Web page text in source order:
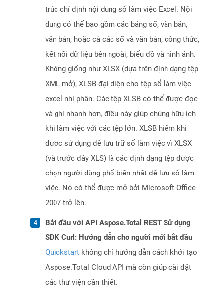
trúc chỉ định nội dung sổ làm việc Excel. Nội
dung có thể bao gồm các bảng số, văn bản,
văn bản, hoặc cả các số và văn bản, công thức,
kết nối dữ liệu bên ngoài, biểu đồ và hình ảnh.
Không giống như XLSX (dựa trên định dạng tệp
XML mở), XLSB đại diện cho tệp sổ làm việc
excel nhị phân. Các tệp XLSB có thể được đọc
và ghi nhanh hơn, điều này giúp chúng hữu ích
khi làm việc với các tệp lớn. XLSB hiếm khi
được sử dụng để lưu trữ sổ làm việc vì XLSX
(và trước đây XLS) là các định dạng tệp được
chọn người dùng phổ biến nhất để lưu sổ làm
việc. Nó có thể được mở bởi Microsoft Office
2007 trở lên.
Bắt đầu với API Aspose.Total REST Sử dụng
SDK Curl: Hướng dẫn cho người mới bắt đầu
Quickstart không chỉ hướng dẫn cách khởi tạo
Aspose.Total Cloud API mà còn giúp cài đặt
các thư viện cần thiết.